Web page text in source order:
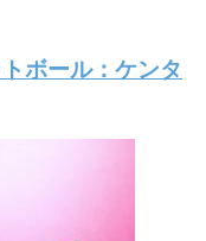
ボール：ケンタ